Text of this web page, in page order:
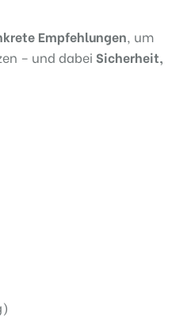
Empfehlungen, um
– und dabei Sicherheit,